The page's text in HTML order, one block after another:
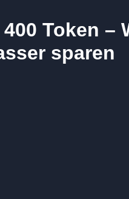
Token –
sparen